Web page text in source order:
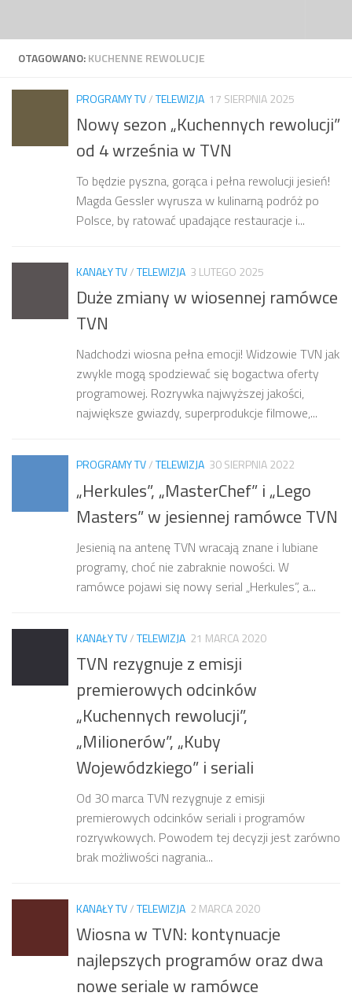
OTAGOWANO:KUCHENNE REWOLUCJE
PROGRAMY TV/TELEWIZJA 17 SIERPNIA 2025
Nowy sezon „Kuchennych rewolucji”
od 4 września w TVN
To będzie pyszna, gorąca i pełna rewolucji jesień!
Magda Gessler wyrusza w kulinarną podróż po
Polsce, by ratować upadające restauracje i...
KANAŁY TV/TELEWIZJA 3 LUTEGO 2025
Duże zmiany w wiosennej ramówce
TVN
Nadchodzi wiosna pełna emocji! Widzowie TVN jak
zwykle mogą spodziewać się bogactwa oferty
programowej. Rozrywka najwyższej jakości,
największe gwiazdy, superprodukcje filmowe,...
PROGRAMY TV/TELEWIZJA 30 SIERPNIA 2022
„Herkules”, „MasterChef” i „Lego
Masters” w jesiennej ramówce TVN
Jesienią na antenę TVN wracają znane i lubiane
programy, choć nie zabraknie nowości. W
ramówce pojawi się nowy serial „Herkules”, a...
KANAŁY TV/TELEWIZJA 21 MARCA 2020
TVN rezygnuje z emisji
premierowych odcinków
„Kuchennych rewolucji”,
„Milionerów”, „Kuby
Wojewódzkiego” i seriali
Od 30 marca TVN rezygnuje z emisji
premierowych odcinków seriali i programów
rozrywkowych. Powodem tej decyzji jest zarówno
brak możliwości nagrania...
KANAŁY TV/TELEWIZJA 2 MARCA 2020
Wiosna w TVN: kontynuacje
najlepszych programów oraz dwa
nowe seriale w ramówce